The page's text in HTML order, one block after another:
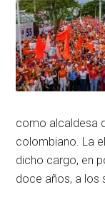
como alcaldesa
colombiano. La
dicho cargo, en
doce años, a los